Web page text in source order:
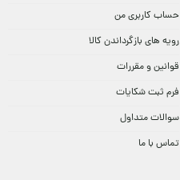
حساب کاربری من
رویه های بازگرداندن کالا
قوانین و مقررات
فرم ثبت شکایات
سوالات متداول
تماس با ما